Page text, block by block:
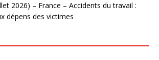
2026) – France – Accidents du travail :
dépens des victimes